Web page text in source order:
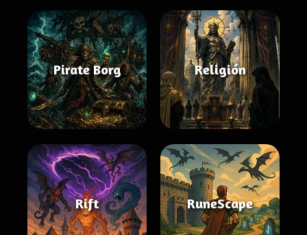
Pirate Borg Religión
Rift RuneScape